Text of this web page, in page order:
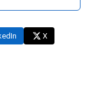
X